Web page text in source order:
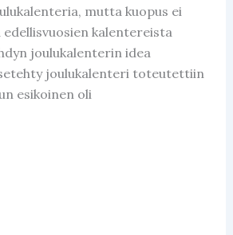
mutta kuopus ei
kalentereista
joulukalenterin idea
joulukalenteri toteutettiin
esikoinen oli